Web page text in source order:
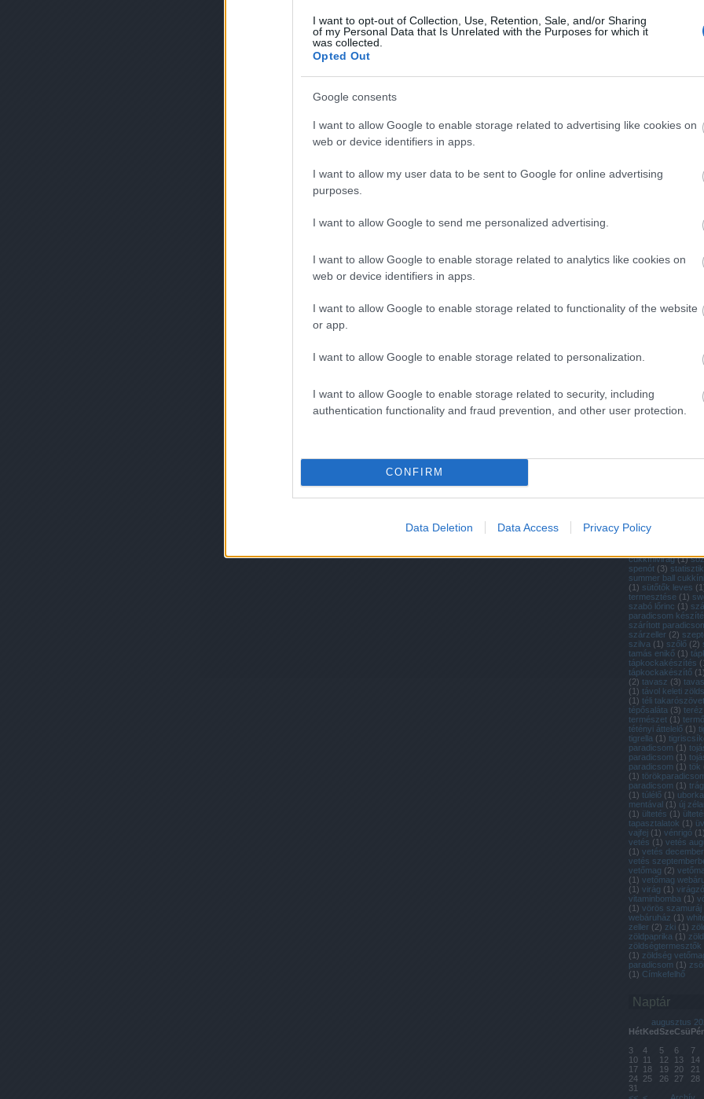
I want to opt-out of Collection, Use, Retention, Sale, and/or Sharing
of my Personal Data that Is Unrelated with the Purposes for which it
was collected.
Opted Out
Google consents
I want to allow Google to enable storage related to advertising like cookies on
web or device identifiers in apps.
I want to allow my user data to be sent to Google for online advertising
purposes.
I want to allow Google to send me personalized advertising.
I want to allow Google to enable storage related to analytics like cookies on
web or device identifiers in apps.
I want to allow Google to enable storage related to functionality of the website
or app.
I want to allow Google to enable storage related to personalization.
I want to allow Google to enable storage related to security, including
authentication functionality and fraud prevention, and other user protection.
CONFIRM
Data Deletion Data Access Privacy Policy
(1) muroklégy
provance
munkálatok (1)
palántanevelés (2)
(1) paradicsom
paradicsom
paradicsom
petúnia (2) petúnia
petúnia nevelés
polikarbonát
)
üvegház (1) póré ( 1
(
rebarbara
rebarbara recept
1)
red
répalégy
répa
(1) retek retek
retek termesztése
ültetése (1) rewena
paradicsom
cukkínivirág (1)
spenót (3)
summer ball cukkíni
(1) sütőtők leves (1
termesztése (1)
szabó lőrinc (1)
paradicsom
szárított
szárzeller (2)
szilva (1) szőlő (2)
tamás enikő (1)
tápkockakészítés (
tápkockakészítő (1)
(2) tavasz (3)
(1) távol keleti
(1) téli takarószövet
tépősaláta (3) teréz
természet (1)
tétényi áttelelő (1)
tigrella (1)
paradicsom (1)
paradicsom (1)
paradicsom (1) tök
(1)
paradicsom (1)
(1) túlélő (1) uborka
mentával (1) új
(1) ültetés (1)
tapasztalatok (1)
vajfej (1) vénrigó (1)
vetés (1) vetés
(1) vetés
vetés
vetőmag (2)
(1) vetőmag
(1) virág (1)
vitaminbomba (1)
(1) vörös szamuráj
webáruház (1)
zeller (2) zki (1)
zöldpaprika (1)
(1) zöldség
paradicsom (1)
(1) Címkefelhő
Naptár
augusztus
HétKedSzeCsü
3
4 5 6 7
10
11 12 13 14
17
18 19 20 21
24
25 26 27 28
31